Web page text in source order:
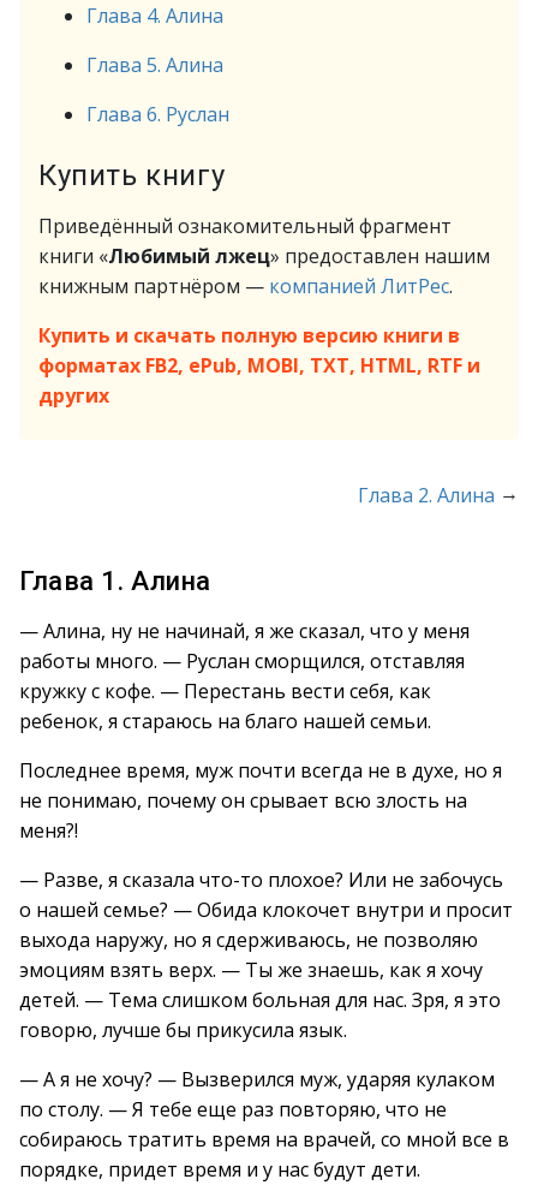
Глава 4. Алина
Глава 5. Алина
Глава 6. Руслан
Купить книгу
Приведённый ознакомительный фрагмент
книги «Любимый лжец» предоставлен нашим
книжным партнёром — компанией ЛитРес.
Купить и скачать полную версию книги в
форматах FB2, ePub, MOBI, TXT, HTML, RTF и
других
Глава 2. Алина →
Глава 1. Алина
— Алина, ну не начинай, я же сказал, что у меня
работы много. — Руслан сморщился, отставляя
кружку с кофе. — Перестань вести себя, как
ребенок, я стараюсь на благо нашей семьи.
Последнее время, муж почти всегда не в духе, но я
не понимаю, почему он срывает всю злость на
меня?!
— Разве, я сказала что-то плохое? Или не забочусь
о нашей семье? — Обида клокочет внутри и просит
выхода наружу, но я сдерживаюсь, не позволяю
эмоциям взять верх. — Ты же знаешь, как я хочу
детей. — Тема слишком больная для нас. Зря, я это
говорю, лучше бы прикусила язык.
— А я не хочу? — Вызверился муж, ударяя кулаком
по столу. — Я тебе еще раз повторяю, что не
собираюсь тратить время на врачей, со мной все в
порядке, придет время и у нас будут дети.